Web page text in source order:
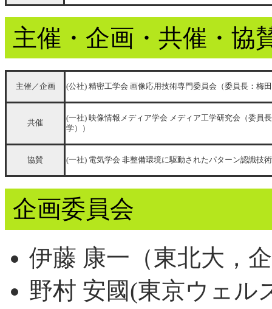
主催・企画・共催・協
主催／企画 (公社) 精密工学会 画像応用技術専門委員会（委員長：梅
共催
(一社) 映像情報メディア学会 メディア工学研究会（委員
学））
協賛 (一社) 電気学会 非整備環境に駆動されたパターン認識技
企画委員会
伊藤 康一（東北大，
野村 安國(東京ウェル